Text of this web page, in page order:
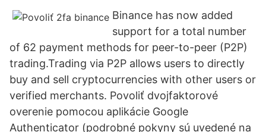
Binance has now added
support for a total number
of 62 payment methods for peer-to-peer (P2P)
trading.Trading via P2P allows users to directly
buy and sell cryptocurrencies with other users or
verified merchants. Povoliť dvojfaktorové
overenie pomocou aplikácie Google
Authenticator (podrobné pokyny sú uvedené na